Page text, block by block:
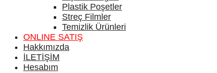
Plastik Poşetler
Streç Filmler
Temizlik Ürünleri
ONLINE SATIŞ
Hakkımızda
İLETİŞİM
Hesabım